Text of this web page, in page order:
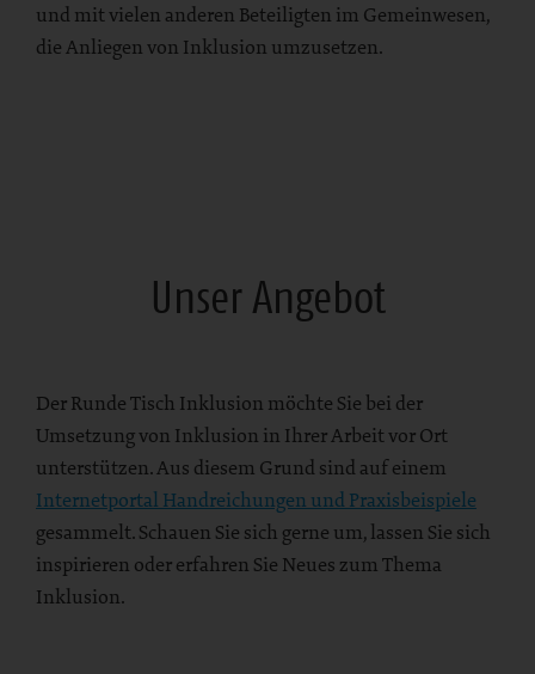
und mit vielen anderen Beteiligten im Gemeinwesen,
die Anliegen von Inklusion umzusetzen.
Unser Angebot
Der Runde Tisch Inklusion möchte Sie bei der
Umsetzung von Inklusion in Ihrer Arbeit vor Ort
unterstützen. Aus diesem Grund sind auf einem
Internetportal Handreichungen und Praxisbeispiele
gesammelt. Schauen Sie sich gerne um, lassen Sie sich
inspirieren oder erfahren Sie Neues zum Thema
Inklusion.